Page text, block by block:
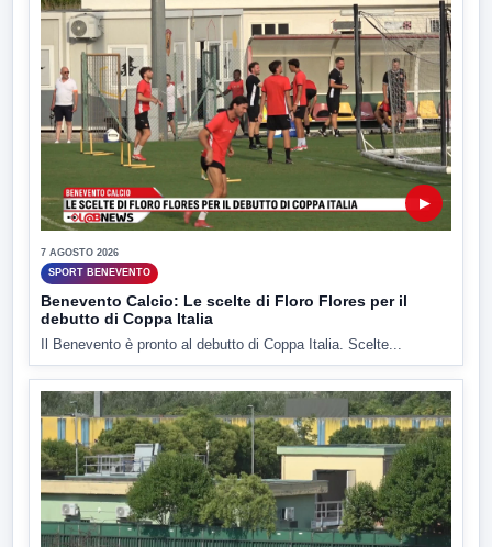
▶
7 AGOSTO 2026
SPORT BENEVENTO
Benevento Calcio: Le scelte di Floro Flores per il
debutto di Coppa Italia
Il Benevento è pronto al debutto di Coppa Italia. Scelte...